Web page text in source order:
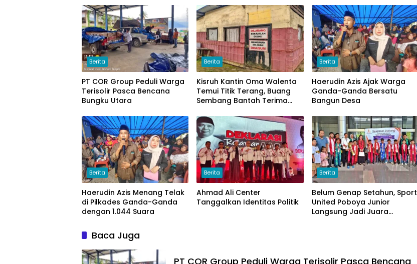
Berita
PT COR Group Peduli Warga
Terisolir Pasca Bencana
Bungku Utara
Berita
Kisruh Kantin Oma Walenta
Temui Titik Terang, Buang
Sembang Bantah Terima
Berita
Haerudin Azis Ajak Warga
Ganda-Ganda Bersatu
Bangun Desa
Berita
Haerudin Azis Menang Telak
di Pilkades Ganda-Ganda
dengan 1.044 Suara
Berita
Ahmad Ali Center
Tanggalkan Identitas Politik
Berita
Belum Genap Setahun, Sport
United Poboya Junior
Langsung Jadi Juara
Baca Juga
PT COR Group Peduli Warga Terisolir Pasca Bencana